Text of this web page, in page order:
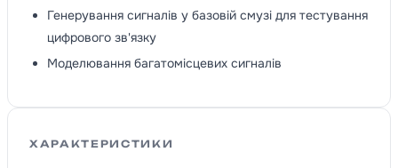
Генерування сигналів у базовій смузі для тестування
цифрового зв'язку
Моделювання багатомісцевих сигналів
ХАРАКТЕРИСТИКИ